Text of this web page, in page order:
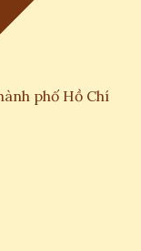
phố Hồ Chí